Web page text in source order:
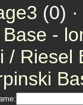
(0)
-
/ Riesel